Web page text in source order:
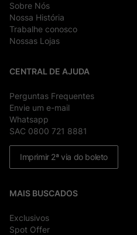
Sobre Nós
Nossa História
Trabalhe conosco
Nossas Lojas
CENTRAL DE AJUDA
Perguntas Frequentes
Envie um e-mail
Whatsapp
SAC 0800 721 8881
Imprimir 2ª via do boleto
MAIS BUSCADOS
Exclusivos
Spot Offer